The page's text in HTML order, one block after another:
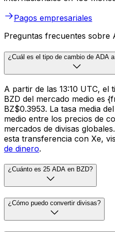
Pagos empresariales
Preguntas frecuentes sobre
¿Cuál es el tipo de cambio de ADA
A partir de las 13:10 UTC, el
BZD del mercado medio es
BZ$0.3953. La tasa media
medio entre los precios de
mercados de divisas
esta transferencia con Xe,
de dinero.
¿Cuánto es 25 ADA en BZD?
¿Cómo puedo convertir divisas?